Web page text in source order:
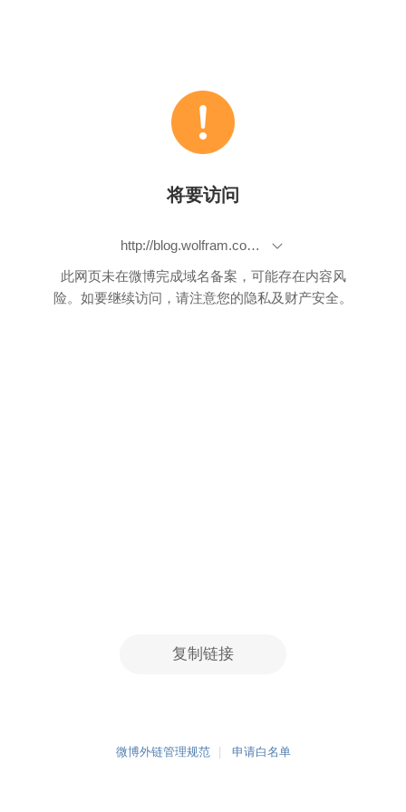
将要访问
http://blog.wolfram.com/2015/05/13/wolfram-language-artificial-intelligence-the-image-identification-project/
此网页未在微博完成域名备案，可能存在内容风
险。如要继续访问，请注意您的隐私及财产安全。
复制链接
微博外链管理规范 申请白名单